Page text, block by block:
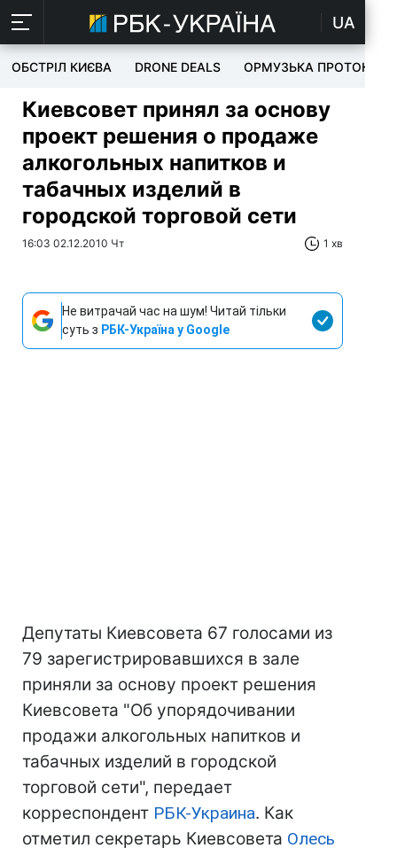
UA
ОБСТРІЛ КИЄВА DRONE DEALS ОРМУЗЬКА ПРОТОКА
Киевсовет принял за основу
проект решения о продаже
алкогольных напитков и
табачных изделий в
городской торговой сети
16:03 02.12.2010 Чт 1 хв
Не витрачай час на шум! Читай тільки
суть з РБК-Україна у Google
Депутаты Киевсовета 67 голосами из
79 зарегистрировавшихся в зале
приняли за основу проект решения
Киевсовета "Об упорядочивании
продажи алкогольных напитков и
табачных изделий в городской
торговой сети", передает
корреспондент РБК-Украина. Как
отметил секретарь Киевсовета Олесь